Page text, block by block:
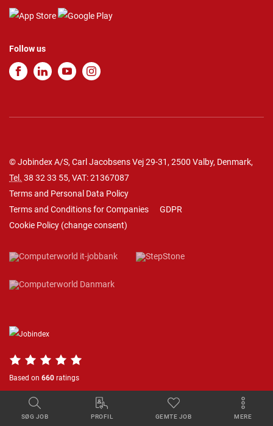
SØG JOB PROFIL GEMTE JOB MERE
Follow us
© Jobindex A/S, Carl Jacobsens Vej 29-31, 2500 Valby, Denmark,
Tel. 38 32 33 55, VAT: 21367087
Terms and Personal Data Policy
Terms and Conditions for Companies
GDPR
Cookie Policy (change consent)
Based on 660 ratings